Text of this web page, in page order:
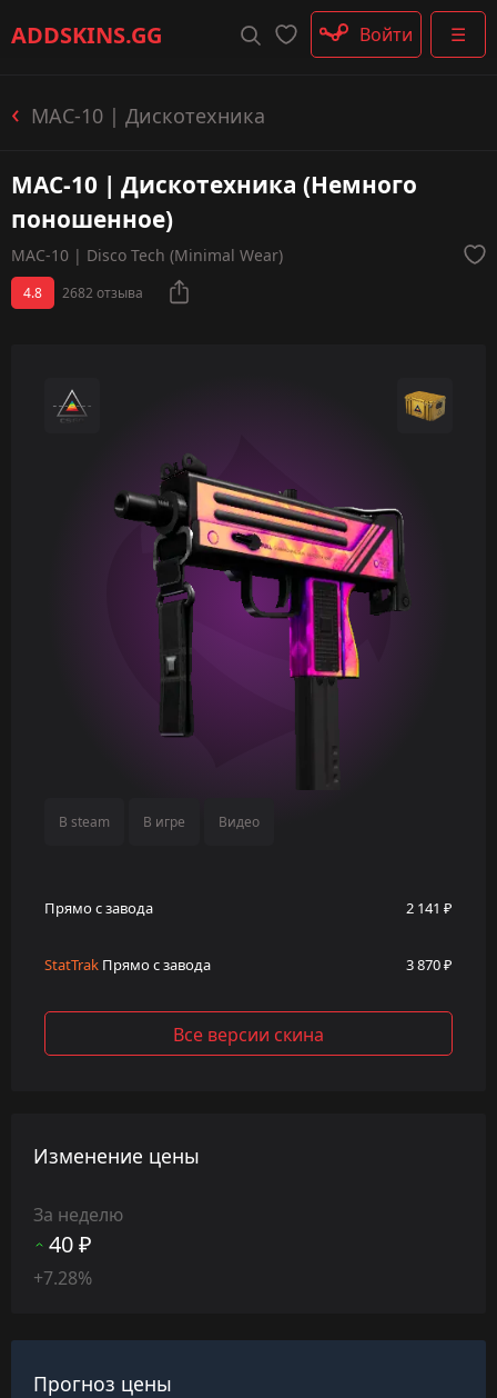
ADDSKINS.GG ☰
Пистолеты-пулемёты
Перчатки
Войти
MAC-10 | Дискотехника
MAC-10 | Дискотехника (Немного
поношенное)
MAC-10 | Disco Tech (Minimal Wear)
4.8 2682 отзыва
В steam В игре Видео
Прямо с завода 2 141 ₽
StatTrak Прямо с завода 3 870 ₽
Все версии скина
Изменение цены
За неделю
40 ₽
+7.28%
Прогноз цены